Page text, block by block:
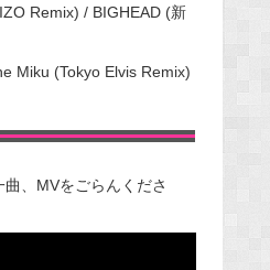
Remix) / BIGHEAD (新
Miku (Tokyo Elvis Remix)
、MVをごらんくださ